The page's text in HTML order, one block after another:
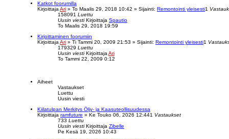
Katkot foorumilla
KirjoittajaAri » To Maalis 29, 2018 10:42 » Sijainti: Remontointi yleisesti1
158091 Luettu
Uusin viesti Kirjoittaja Spautio
To Maalis 29, 2018 19:59
Kirjoittaminen foorumiin
KirjoittajaAri » Ti Tammi 20, 2009 21:53 » Sijainti: Remontointi yleisesti1
179329 Luettu
Uusin viesti KirjoittajaAri
To Tammi 22, 2009 0:12
Aiheet
Vastaukset
Luettu
Uusin viesti
Kiilatulpan Merkitys Öljy- ja Kaasuteollisuudessa
Kirjoittaja ramfuture » Ke Touko 06, 2026 12:441 Vastaukset
733 Luettu
Uusin viesti Kirjoittaja Zibelle
Pe Kesä 19, 2026 10:43